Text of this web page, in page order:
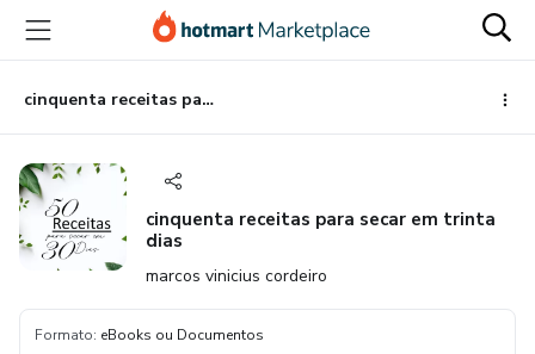
para
conteúdo
principal
para
pagamento
para
rodapé
cinquenta receitas para secar em trinta dias
cinquenta receitas para secar em trinta
dias
marcos vinicius cordeiro
Formato: eBooks ou Documentos